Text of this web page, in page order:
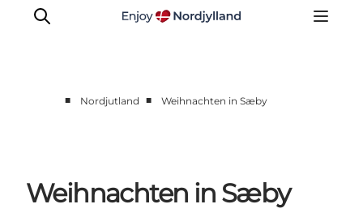
Destinationen
Guides
■ Nordjutland ■ Weihnachten in Sæby
Weihnachten in Sæby